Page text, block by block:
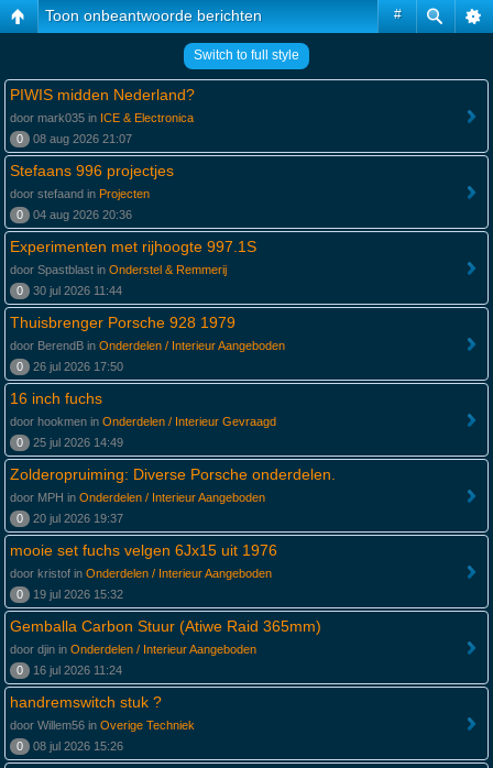
#
Toon onbeantwoorde berichten
Switch to full style
PIWIS midden Nederland?
door mark035 in ICE & Electronica
0
08 aug 2026 21:07
Stefaans 996 projectjes
door stefaand in Projecten
0
04 aug 2026 20:36
Experimenten met rijhoogte 997.1S
door Spastblast in Onderstel & Remmerij
0
30 jul 2026 11:44
Thuisbrenger Porsche 928 1979
door BerendB in Onderdelen / Interieur Aangeboden
0
26 jul 2026 17:50
16 inch fuchs
door hookmen in Onderdelen / Interieur Gevraagd
0
25 jul 2026 14:49
Zolderopruiming: Diverse Porsche onderdelen.
door MPH in Onderdelen / Interieur Aangeboden
0
20 jul 2026 19:37
mooie set fuchs velgen 6Jx15 uit 1976
door kristof in Onderdelen / Interieur Aangeboden
0
19 jul 2026 15:32
Gemballa Carbon Stuur (Atiwe Raid 365mm)
door djin in Onderdelen / Interieur Aangeboden
0
16 jul 2026 11:24
handremswitch stuk ?
door Willem56 in Overige Techniek
0
08 jul 2026 15:26